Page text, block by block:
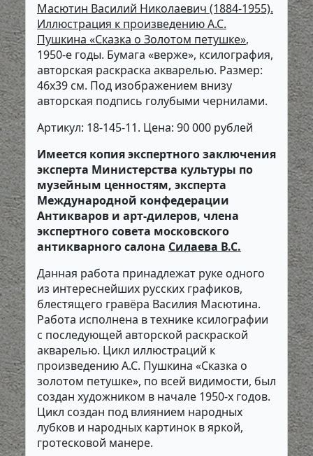
Масютин Василий Николаевич (1884-1955).
Иллюстрация к произведению А.С.
Пушкина «Сказка о Золотом петушке»,
1950-е годы. Бумага «верже», ксилография,
авторская раскраска акварелью. Размер:
46х39 см. Под изображением внизу
авторская подпись голубыми чернилами.
Артикул: 18-145-11. Цена: 90 000 рублей
Имеется копия экспертного заключения
эксперта Министерства культуры по
музейным ценностям, эксперта
Международной конфедерации
Антикваров и арт-дилеров, члена
экспертного совета московского
антикварного салона Силаева В.С.
Данная работа принадлежат руке одного
из интереснейших русских графиков,
блестящего гравёра Василия Масютина.
Работа исполнена в технике ксилографии
с последующей авторской раскраской
акварелью. Цикл иллюстраций к
произведению А.С. Пушкина «Сказка о
золотом петушке», по всей видимости, был
создан художником в начале 1950-х годов.
Цикл создан под влиянием народных
лубков и народных картинок в яркой,
гротесковой манере.